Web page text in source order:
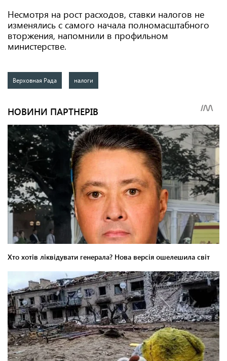
Несмотря на рост расходов, ставки налогов не
изменялись с самого начала полномасштабного
вторжения, напомнили в профильном
министерстве.
Верховная Рада налоги